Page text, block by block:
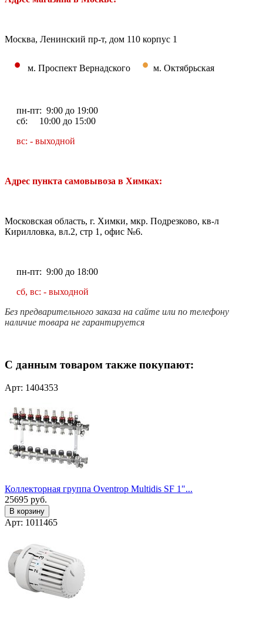
Москва, Ленинский пр-т, дом 110 корпус 1
• м. Проспект Вернадского • м. Октябрьская
пн-пт: 9:00 до 19:00
сб: 10:00 до 15:00
вс: - выходной
Адрес пункта самовывоза в Химках:
Московская область, г. Химки, мкр. Подрезково, кв-л
Кирилловка, вл.2, стр 1, офис №6.
пн-пт: 9:00 до 18:00
сб, вс: - выходной
Без предварительного заказа на сайте или по телефону
наличие товара не гарантируется
С данным товаром также покупают:
Арт: 1404353
Коллекторная группа Oventrop Multidis SF 1"...
25695 руб.
В корзину
Арт: 1011465